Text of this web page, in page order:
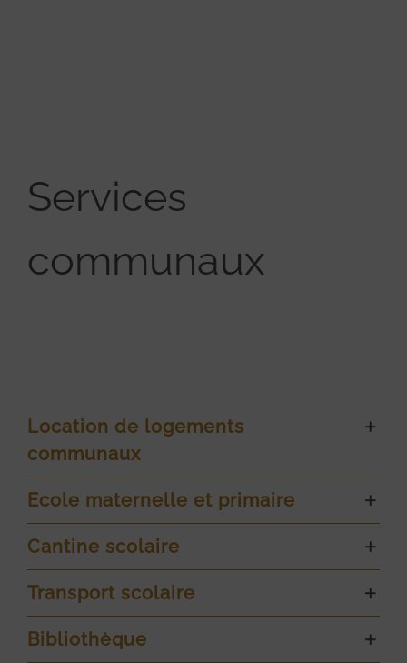
Services
communaux
Location de logements
communaux
Ecole maternelle et primaire
Cantine scolaire
Transport scolaire
Bibliothèque